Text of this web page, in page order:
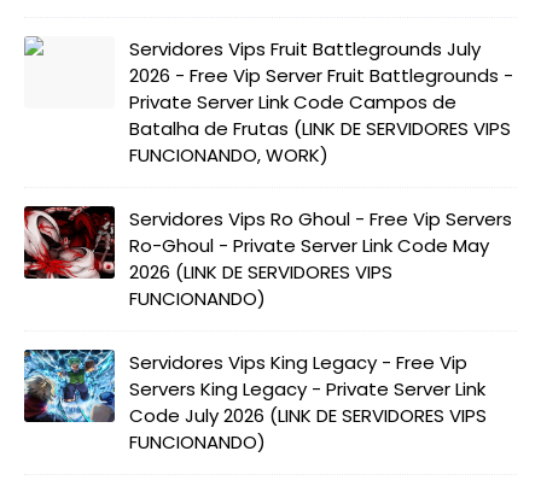
Servidores Vips Fruit Battlegrounds July
2026 - Free Vip Server Fruit Battlegrounds -
Private Server Link Code Campos de
Batalha de Frutas (LINK DE SERVIDORES VIPS
FUNCIONANDO, WORK)
Servidores Vips Ro Ghoul - Free Vip Servers
Ro-Ghoul - Private Server Link Code May
2026 (LINK DE SERVIDORES VIPS
FUNCIONANDO)
Servidores Vips King Legacy - Free Vip
Servers King Legacy - Private Server Link
Code July 2026 (LINK DE SERVIDORES VIPS
FUNCIONANDO)